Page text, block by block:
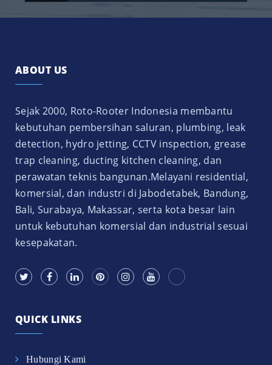
ABOUT US
Sejak 2000, Roto-Rooter Indonesia membantu
kebutuhan pembersihan saluran, plumbing, leak
detection, hydro jetting, CCTV inspection, grease
trap cleaning, ducting kitchen cleaning, dan
perawatan teknis bangunan.Melayani residential,
komersial, dan industri di Jabodetabek, Bandung,
Bali, Surabaya, Makassar, serta kota besar lain
untuk kebutuhan komersial dan industrial sesuai
kesepakatan.
QUICK LINKS
Hubungi Kami